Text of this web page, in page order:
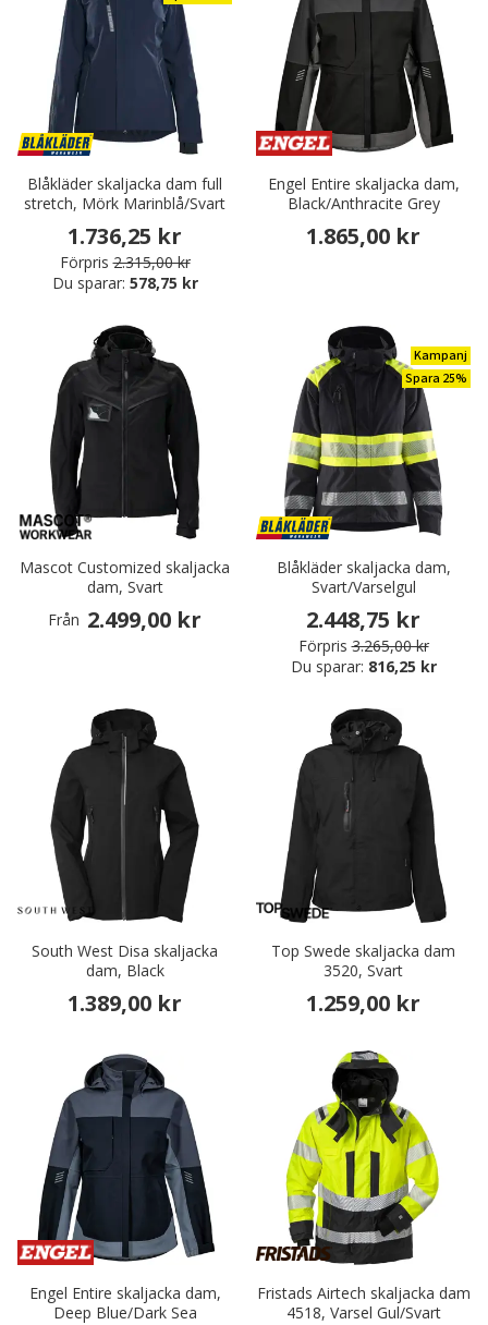
Blåkläder skaljacka dam full
stretch, Mörk Marinblå/Svart
1.736,25 kr
Förpris 2.315,00 kr
Du sparar: 578,75 kr
Engel Entire skaljacka dam,
Black/Anthracite Grey
1.865,00 kr
Mascot Customized skaljacka
dam, Svart
Från 2.499,00 kr
Kampanj
Spara 25%
Blåkläder skaljacka dam,
Svart/Varselgul
2.448,75 kr
Förpris 3.265,00 kr
Du sparar: 816,25 kr
South West Disa skaljacka
dam, Black
1.389,00 kr
Top Swede skaljacka dam
3520, Svart
1.259,00 kr
Engel Entire skaljacka dam,
Deep Blue/Dark Sea
Fristads Airtech skaljacka dam
4518, Varsel Gul/Svart